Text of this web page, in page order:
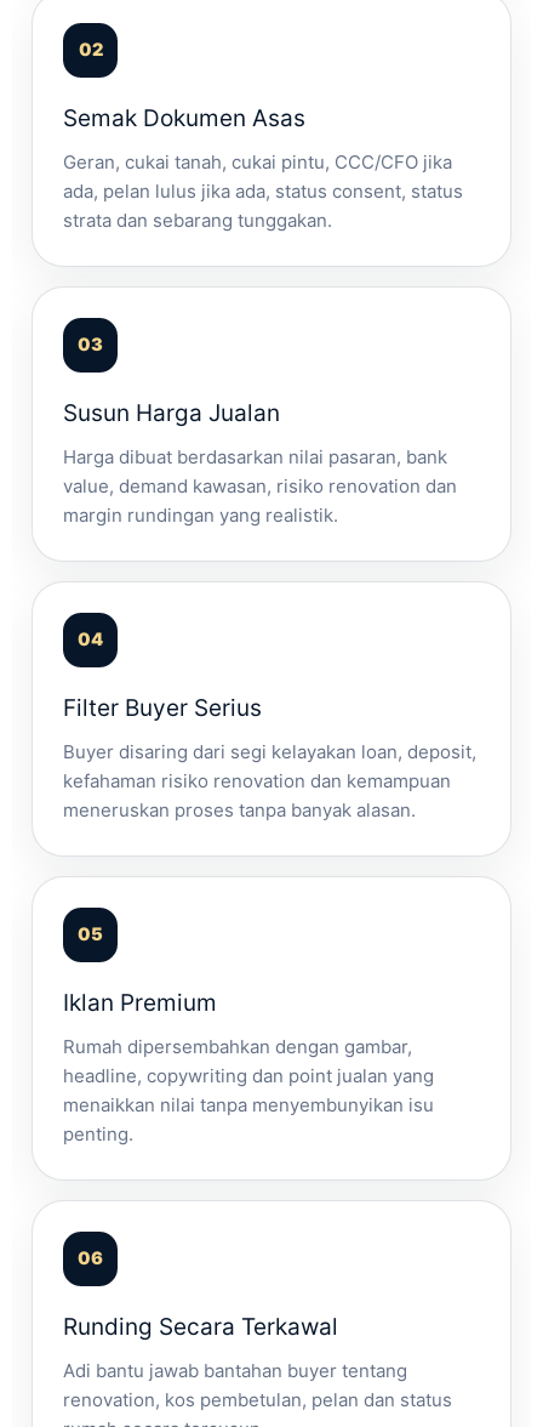
Semak Dokumen Asas
Geran, cukai tanah, cukai pintu, CCC/CFO jika
ada, pelan lulus jika ada, status consent, status
strata dan sebarang tunggakan.
Susun Harga Jualan
Harga dibuat berdasarkan nilai pasaran, bank
value, demand kawasan, risiko renovation dan
margin rundingan yang realistik.
Filter Buyer Serius
Buyer disaring dari segi kelayakan loan, deposit,
kefahaman risiko renovation dan kemampuan
meneruskan proses tanpa banyak alasan.
Iklan Premium
Rumah dipersembahkan dengan gambar,
headline, copywriting dan point jualan yang
menaikkan nilai tanpa menyembunyikan isu
penting.
Runding Secara Terkawal
Adi bantu jawab bantahan buyer tentang
renovation, kos pembetulan, pelan dan status